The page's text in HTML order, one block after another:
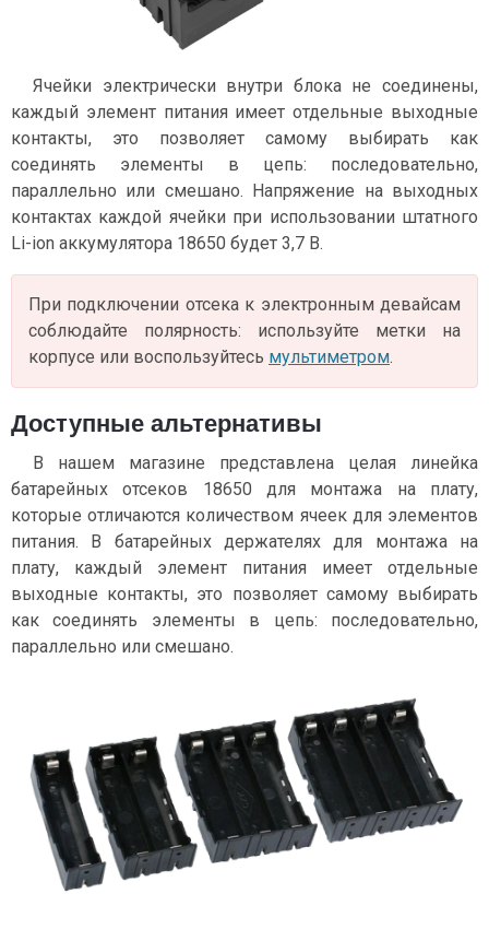
Ячейки электрически внутри блока не соединены,
каждый элемент питания имеет отдельные выходные
контакты, это позволяет самому выбирать как
соединять элементы в цепь: последовательно,
параллельно или смешано. Напряжение на выходных
контактах каждой ячейки при использовании штатного
Li-ion аккумулятора 18650 будет 3,7 В.
При подключении отсека к электронным девайсам
соблюдайте полярность: используйте метки на
корпусе или воспользуйтесь мультиметром.
Доступные альтернативы
В нашем магазине представлена целая линейка
батарейных отсеков 18650 для монтажа на плату,
которые отличаются количеством ячеек для элементов
питания. В батарейных держателях для монтажа на
плату, каждый элемент питания имеет отдельные
выходные контакты, это позволяет самому выбирать
как соединять элементы в цепь: последовательно,
параллельно или смешано.